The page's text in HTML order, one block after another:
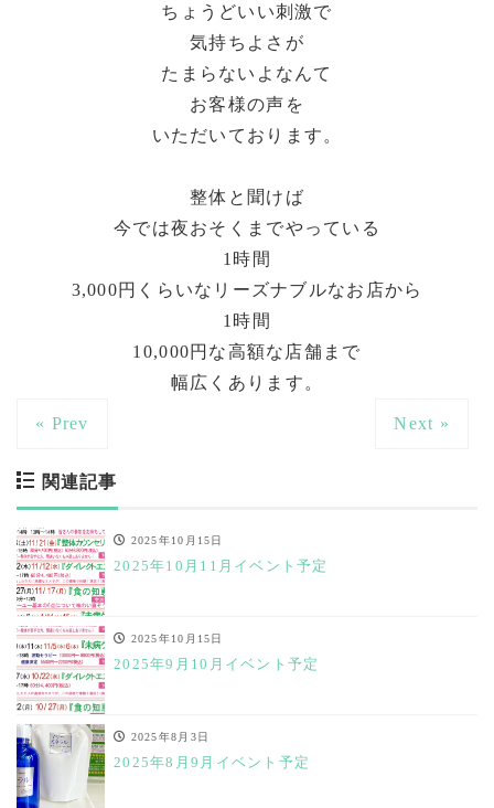
ちょうどいい刺激で
気持ちよさが
たまらないよなんて
お客様の声を
いただいております。
整体と聞けば
今では夜おそくまでやっている
1時間
3,000円くらいなリーズナブルなお店から
1時間
10,000円な高額な店舗まで
幅広くあります。
« Prev Next »
関連記事
2025年10月15日
2025年10月11月イベント予定
2025年10月15日
2025年9月10月イベント予定
2025年8月3日
2025年8月9月イベント予定